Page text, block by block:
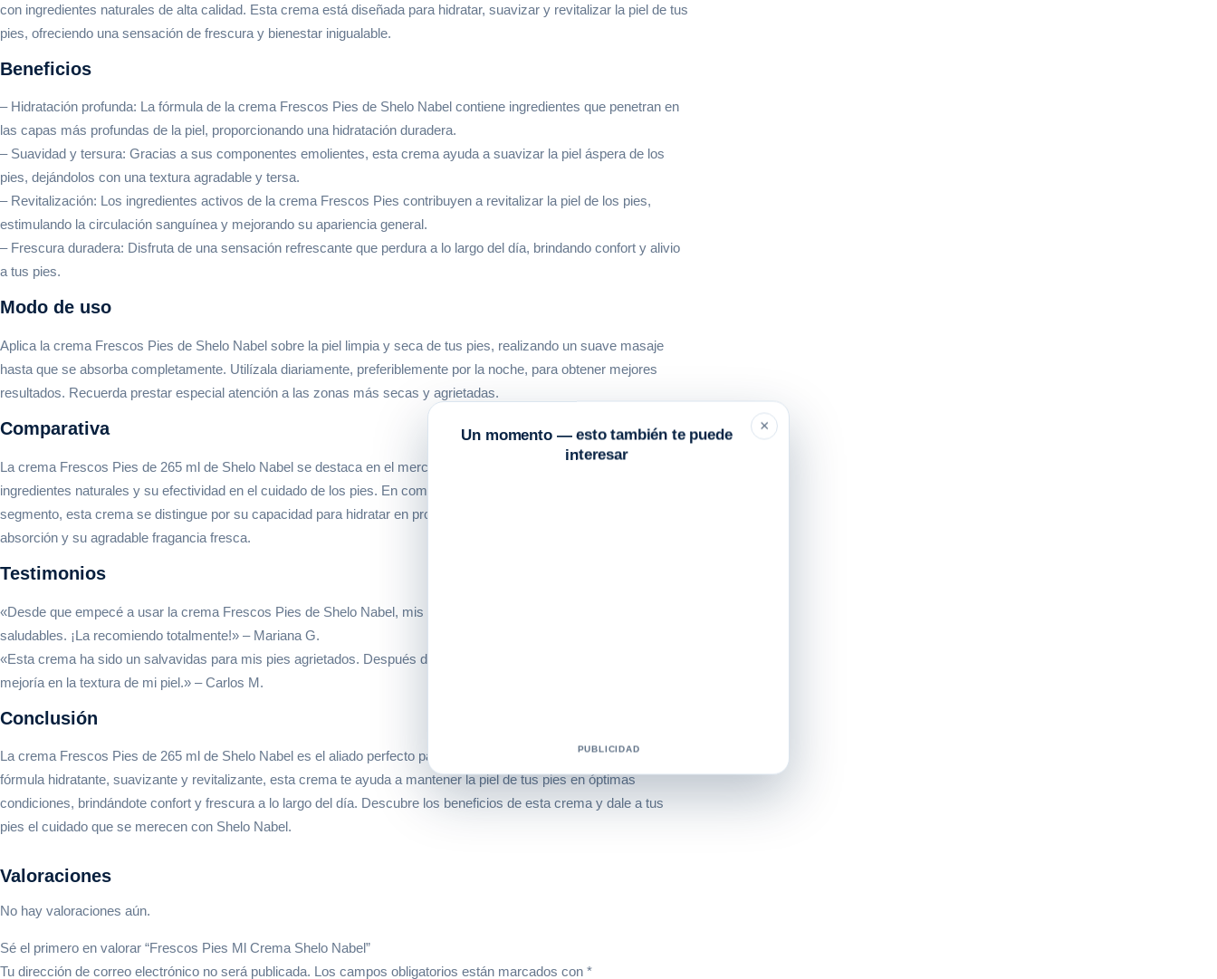
con ingredientes naturales de alta calidad. Esta crema está diseñada para hidratar, suavizar y revitalizar la piel de tus
pies, ofreciendo una sensación de frescura y bienestar inigualable.
Beneficios
– Hidratación profunda: La fórmula de la crema Frescos Pies de Shelo Nabel contiene ingredientes que penetran en
las capas más profundas de la piel, proporcionando una hidratación duradera.
– Suavidad y tersura: Gracias a sus componentes emolientes, esta crema ayuda a suavizar la piel áspera de los
pies, dejándolos con una textura agradable y tersa.
– Revitalización: Los ingredientes activos de la crema Frescos Pies contribuyen a revitalizar la piel de los pies,
estimulando la circulación sanguínea y mejorando su apariencia general.
– Frescura duradera: Disfruta de una sensación refrescante que perdura a lo largo del día, brindando confort y alivio
a tus pies.
Modo de uso
Aplica la crema Frescos Pies de Shelo Nabel sobre la piel limpia y seca de tus pies, realizando un suave masaje
hasta que se absorba completamente. Utilízala diariamente, preferiblemente por la noche, para obtener mejores
resultados. Recuerda prestar especial atención a las zonas más secas y agrietadas.
Comparativa
La crema Frescos Pies de 265 ml de Shelo Nabel se destaca en el mercado por su fórmula enriquecida con
ingredientes naturales y su efectividad en el cuidado de los pies. En comparación con otras cremas del mismo
segmento, esta crema se distingue por su capacidad para hidratar en profundidad, su textura ligera de rápida
absorción y su agradable fragancia fresca.
Testimonios
«Desde que empecé a usar la crema Frescos Pies de Shelo Nabel, mis pies lucen mucho más suaves y
saludables. ¡La recomiendo totalmente!» – Mariana G.
«Esta crema ha sido un salvavidas para mis pies agrietados. Después de unas semanas de uso, noté una gran
mejoría en la textura de mi piel.» – Carlos M.
Conclusión
La crema Frescos Pies de 265 ml de Shelo Nabel es el aliado perfecto para el cuidado diario de tus pies. Con su
fórmula hidratante, suavizante y revitalizante, esta crema te ayuda a mantener la piel de tus pies en óptimas
condiciones, brindándote confort y frescura a lo largo del día. Descubre los beneficios de esta crema y dale a tus
pies el cuidado que se merecen con Shelo Nabel.
Valoraciones
No hay valoraciones aún.
Sé el primero en valorar “Frescos Pies Ml Crema Shelo Nabel”
Tu dirección de correo electrónico no será publicada. Los campos obligatorios están marcados con *
×
Un momento — esto también te puede
interesar
PUBLICIDAD